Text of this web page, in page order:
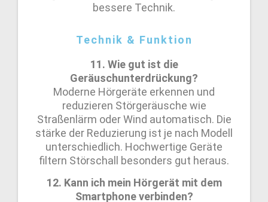
bessere Technik.
Technik & Funktion
11. Wie gut ist die
Geräuschunterdrückung?
Moderne Hörgeräte erkennen und
reduzieren Störgeräusche wie
Straßenlärm oder Wind automatisch. Die
stärke der Reduzierung ist je nach Modell
unterschiedlich. Hochwertige Geräte
filtern Störschall besonders gut heraus.
12. Kann ich mein Hörgerät mit dem
Smartphone verbinden?